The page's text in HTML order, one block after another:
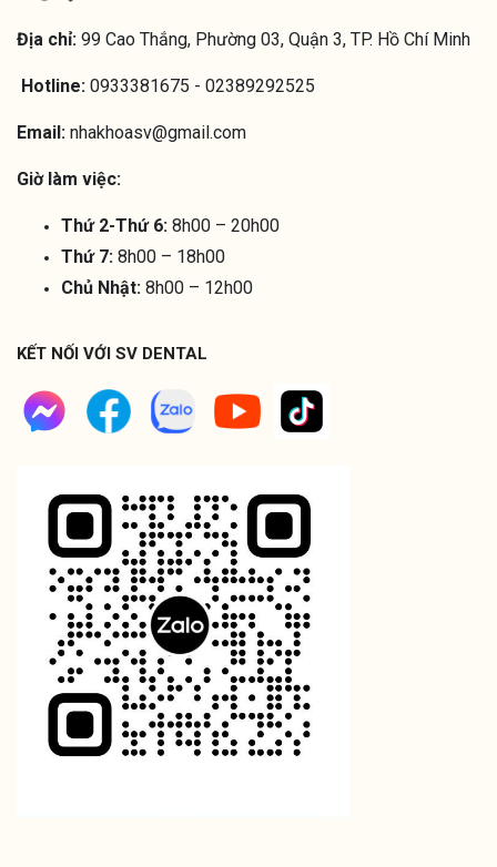
KẾT NỐI VỚI SV DENTAL
Địa chỉ: 99 Cao Thắng, Phường 03, Quận 3, TP. Hồ Chí Minh
Hotline: 0933381675 - 02389292525
Email: nhakhoasv@gmail.com
Giờ làm việc:
Thứ 2-Thứ 6: 8h00 – 20h00
Thứ 7: 8h00 – 18h00
Chủ Nhật: 8h00 – 12h00